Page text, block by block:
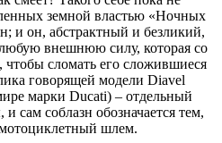
земной властью «Ночных
и он, абстрактный и безликий,
внешнюю силу, которая со
чтобы сломать его сложившиеся
говорящей модели Diavel
марки Ducati) – отдельный
сам соблазн обозначается тем,
шлем.